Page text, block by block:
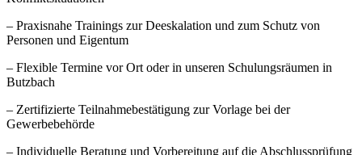
– Praxisnahe Trainings zur Deeskalation und zum Schutz von
Personen und Eigentum
– Flexible Termine vor Ort oder in unseren Schulungsräumen in
Butzbach
– Zertifizierte Teilnahmebestätigung zur Vorlage bei der
Gewerbebehörde
– Individuelle Beratung und Vorbereitung auf die Abschlussprüfung